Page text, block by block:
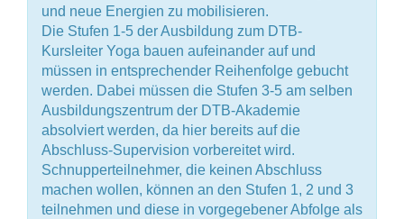
und neue Energien zu mobilisieren.
Die Stufen 1-5 der Ausbildung zum DTB-
Kursleiter Yoga bauen aufeinander auf und
müssen in entsprechender Reihenfolge gebucht
werden. Dabei müssen die Stufen 3-5 am selben
Ausbildungszentrum der DTB-Akademie
absolviert werden, da hier bereits auf die
Abschluss-Supervision vorbereitet wird.
Schnupperteilnehmer, die keinen Abschluss
machen wollen, können an den Stufen 1, 2 und 3
teilnehmen und diese in vorgegebener Abfolge als